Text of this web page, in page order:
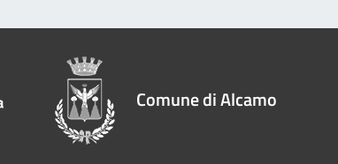
Comune di Alcamo